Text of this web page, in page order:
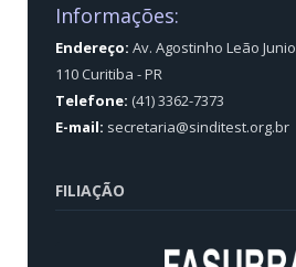
Informações:
Endereço: Av. Agostinho Leão
110 Curitiba - PR
Telefone: (41) 3362-7373
E-mail: secretaria@sinditest.org.br
FILIAÇÃO